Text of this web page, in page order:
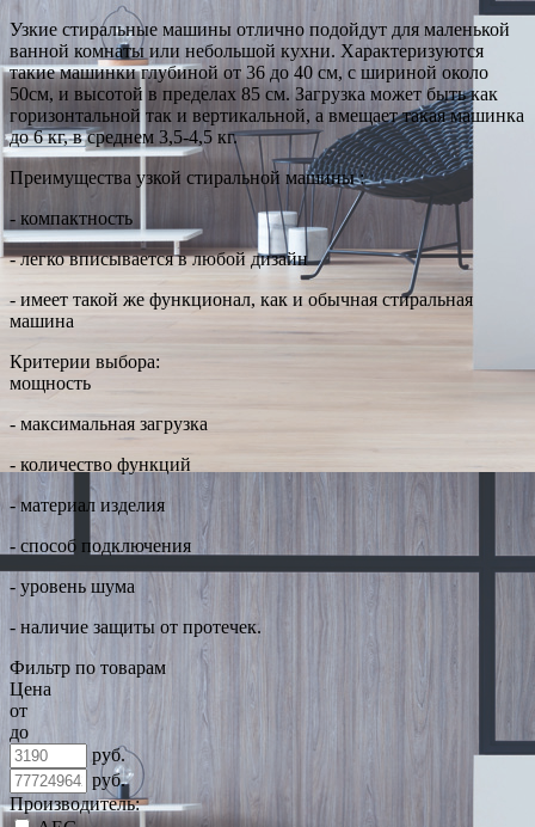
Узкие стиральные машины отлично подойдут для маленькой
ванной комнаты или небольшой кухни. Характеризуются
такие машинки глубиной от 36 до 40 см, с шириной около
50см, и высотой в пределах 85 см. Загрузка может быть как
горизонтальной так и вертикальной, а вмещает такая машинка
до 6 кг, в среднем 3,5-4,5 кг.
Преимущества узкой стиральной машины :
- компактность
- легко вписывается в любой дизайн
- имеет такой же функционал, как и обычная стиральная
машина
Критерии выбора:
мощность
- максимальная загрузка
- количество функций
- материал изделия
- способ подключения
- уровень шума
- наличие защиты от протечек.
Фильтр по товарам
Цена
от
до
руб.
руб.
Производитель: